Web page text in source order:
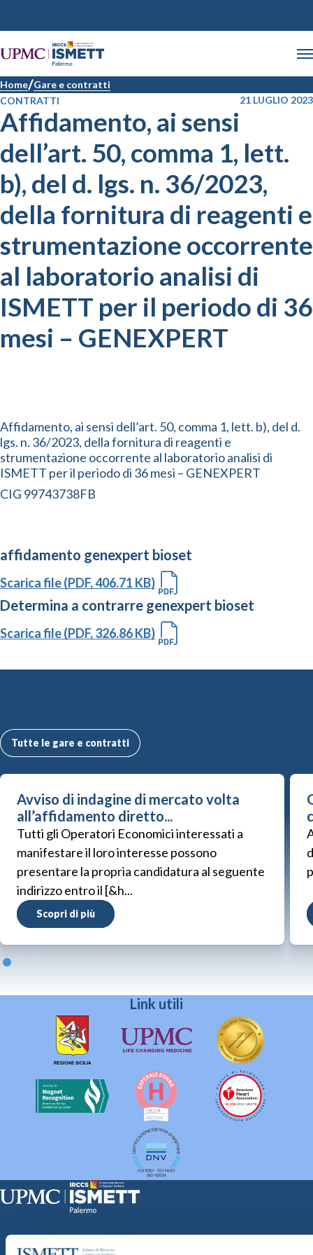
Home Gare e contratti
CONTRATTI
21 LUGLIO 2023
Affidamento, ai sensi
dell’art. 50, comma 1, lett.
b), del d. lgs. n. 36/2023,
della fornitura di reagenti e
strumentazione occorrente
al laboratorio analisi di
ISMETT per il periodo di 36
mesi – GENEXPERT
Affidamento, ai sensi dell’art. 50, comma 1, lett. b), del d.
lgs. n. 36/2023, della fornitura di reagenti e
strumentazione occorrente al laboratorio analisi di
ISMETT per il periodo di 36 mesi – GENEXPERT
CIG 99743738FB
affidamento genexpert bioset
Scarica file (PDF, 406.71 KB)
Determina a contrarre genexpert bioset
Scarica file (PDF, 326.86 KB)
Tutte le gare e contratti
Avviso di indagine di mercato volta
all’affidamento diretto...
Tutti gli Operatori Economici interessati a
manifestare il loro interesse possono
presentare la propria candidatura al seguente
indirizzo entro il [&h...
Scopri di più
Link utili